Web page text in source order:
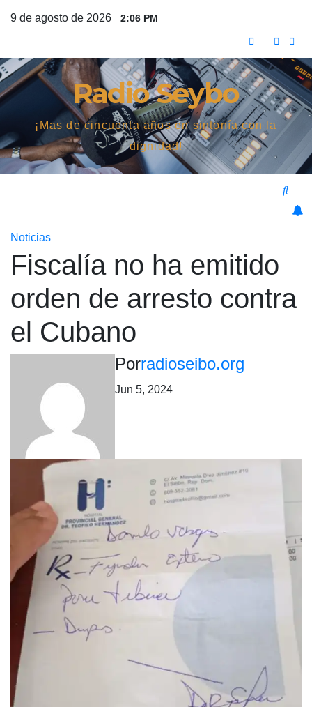
9 de agosto de 2026 2:06 PM
Radio Seybo
¡Mas de cincuenta años en sintonía con la
dignidad!
Noticias
Fiscalía no ha emitido
orden de arresto contra
el Cubano
Porradioseibo.org
Jun 5, 2024